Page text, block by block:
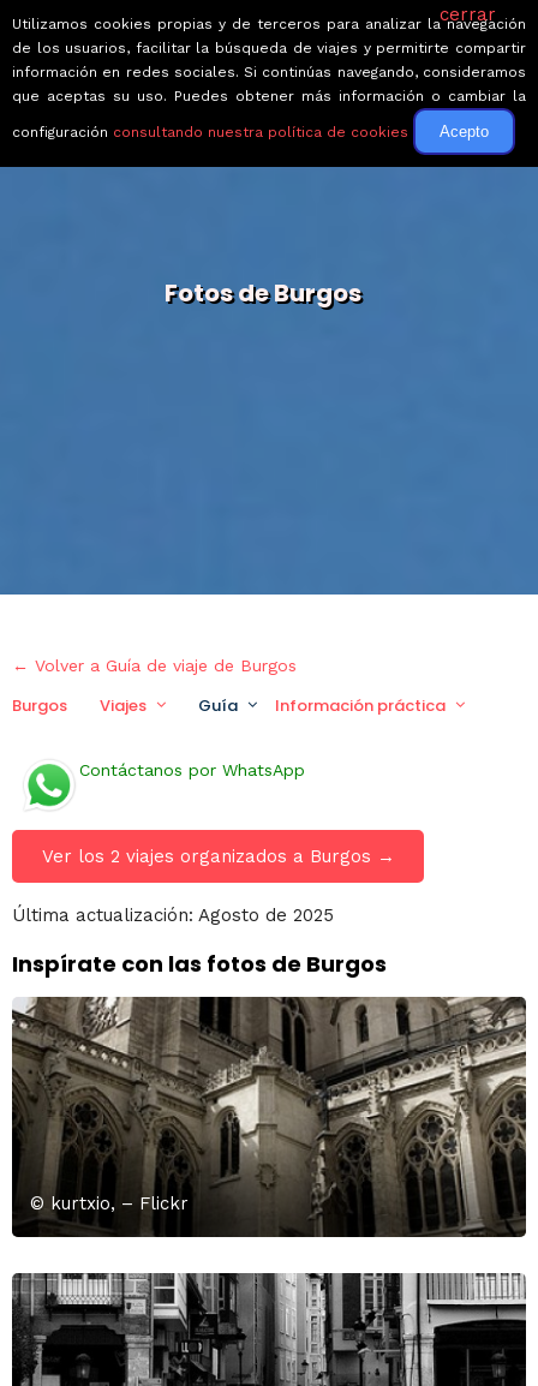
Fotos de Burgos
← Volver a Guía de viaje de Burgos
Burgos Viajes Guía Información práctica
Contáctanos por WhatsApp
Ver los 2 viajes organizados a Burgos →
Última actualización: Agosto de 2025
Inspírate con las fotos de Burgos
© kurtxio, – Flickr
cerrar
Utilizamos cookies propias y de terceros para analizar la navegación
de los usuarios, facilitar la búsqueda de viajes y permitirte compartir
información en redes sociales. Si continúas navegando, consideramos
que aceptas su uso. Puedes obtener más información o cambiar la
configuración consultando nuestra política de cookies Acepto